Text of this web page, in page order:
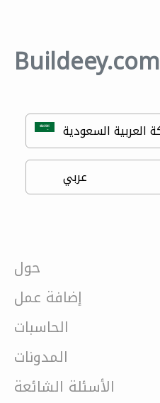
Buildeey.com
حول
إضافة عمل
الحاسبات
المدونات
الأسئلة الشائعة